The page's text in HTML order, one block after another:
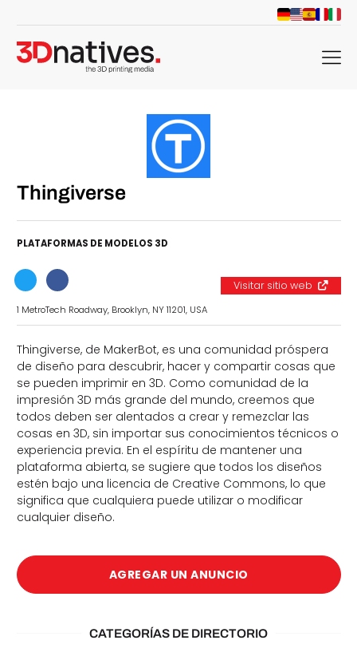
menu
Thingiverse
PLATAFORMAS DE MODELOS 3D
Visitar sitio web
1 MetroTech Roadway, Brooklyn, NY 11201, USA
Thingiverse, de MakerBot, es una comunidad próspera
de diseño para descubrir, hacer y compartir cosas que
se pueden imprimir en 3D. Como comunidad de la
impresión 3D más grande del mundo, creemos que
todos deben ser alentados a crear y remezclar las
cosas en 3D, sin importar sus conocimientos técnicos o
experiencia previa. En el espíritu de mantener una
plataforma abierta, se sugiere que todos los diseños
estén bajo una licencia de Creative Commons, lo que
significa que cualquiera puede utilizar o modificar
cualquier diseño.
AGREGAR UN ANUNCIO
CATEGORÍAS DE DIRECTORIO